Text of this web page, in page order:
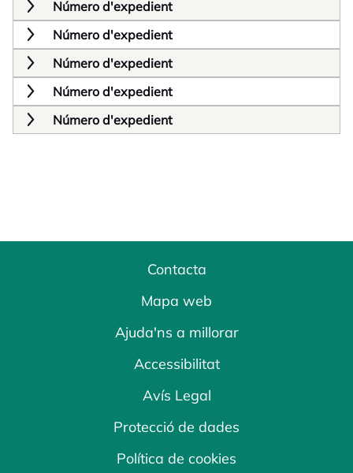
Número d'expedient
Número d'expedient
Número d'expedient
Número d'expedient
Número d'expedient
Contacta
Mapa web
Ajuda'ns a millorar
Accessibilitat
Avís Legal
Protecció de dades
Política de cookies